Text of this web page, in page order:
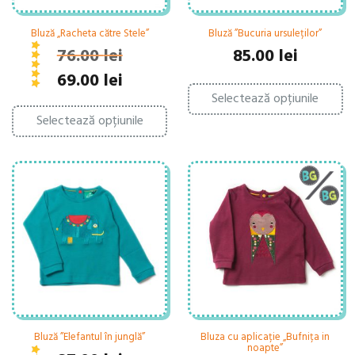
Bluză „Racheta către Stele”
76.00lei
Prețul
inițial
a
fost:
76.00 lei.
69.00 leiPrețul
curent
este:
69.00 lei.
Selectează opțiunile
Acest
produs
are
multe
variații.
Opțiunile
pot
fi
alese
în
pagina
produsului.
Bluză ”Bucuria ursuleților”
85.00 lei
Selectează opțiunile
fi
în
Bluză ”Elefantul în junglă” Bluza cu aplicație „Bufnița in
noapte”